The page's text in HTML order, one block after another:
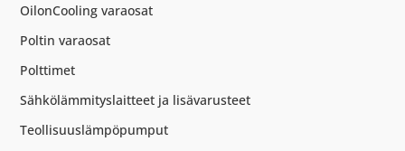
OilonCooling varaosat
Poltin varaosat
Polttimet
Sähkölämmityslaitteet ja lisävarusteet
Teollisuuslämpöpumput